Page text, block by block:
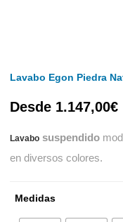
Lavabo Egon Piedra
Desde 1.147,00€
Lavabo suspendido
en diversos colores.
Medidas